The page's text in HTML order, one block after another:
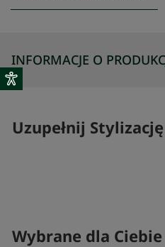
INFORMACJE O
Uzupełnij Stylizację
Wybrane dla Ciebie